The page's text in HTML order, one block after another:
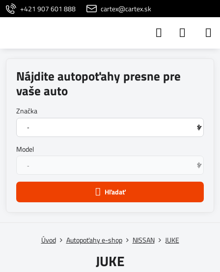
+421 907 601 888 cartex@cartex.sk
Nájdite autopoťahy presne pre
vaše auto
Značka
Model
Hľadať
Úvod Autopoťahy e-shop NISSAN JUKE
JUKE